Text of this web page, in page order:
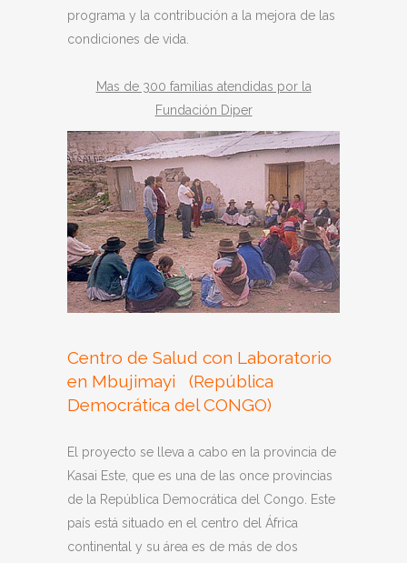
programa y la contribución a la mejora de las
condiciones de vida.
Mas de 300 familias atendidas por la
Fundación Diper
Centro de Salud con Laboratorio
en Mbujimayi (República
Democrática del CONGO)
El proyecto se lleva a cabo en la provincia de
Kasai Este, que es una de las once provincias
de la República Democrática del Congo. Este
país está situado en el centro del África
continental y su área es de más de dos